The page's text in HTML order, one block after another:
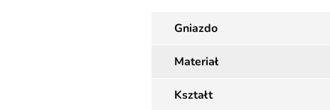
Gniazdo
Materiał
Kształt